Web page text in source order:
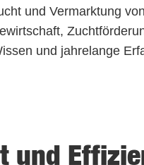
und Vermarktung
und jahrelange
und